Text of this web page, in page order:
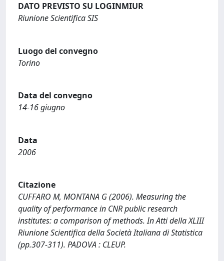
DATO PREVISTO SU LOGINMIUR
Riunione Scientifica SIS
Luogo del convegno
Torino
Data del convegno
14-16 giugno
Data
2006
Citazione
CUFFARO M, MONTANA G (2006). Measuring the
quality of performance in CNR public research
institutes: a comparison of methods. In Atti della XLIII
Riunione Scientifica della Società Italiana di Statistica
(pp.307-311). PADOVA : CLEUP.